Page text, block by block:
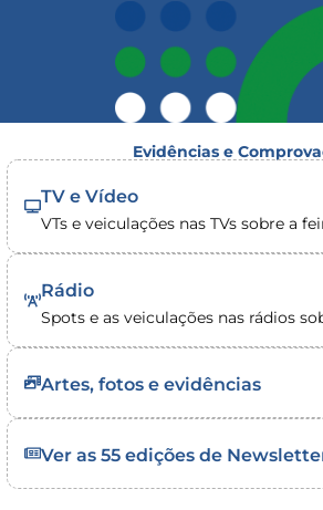
Evidências e
TV e Vídeo
VTs e veiculações nas TVs sobre a
Rádio
Spots e as veiculações nas rádios
Artes, fotos e evidências
Ver as 55 edições de